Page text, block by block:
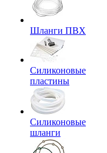
Шланги ПВХ
Силиконовые
пластины
Силиконовые
шланги